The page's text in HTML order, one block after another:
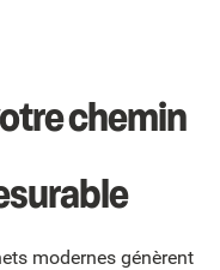
chemin
modernes génèrent